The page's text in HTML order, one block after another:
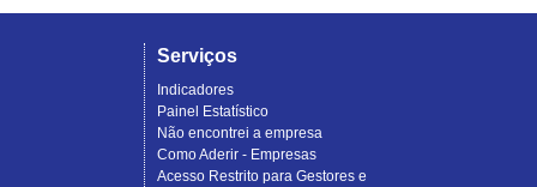
Serviços
Indicadores
Painel Estatístico
Não encontrei a empresa
Como Aderir - Empresas
Acesso Restrito para Gestores e